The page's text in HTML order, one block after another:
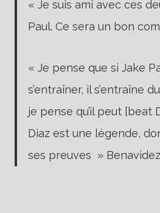
« Je suis ami avec ces
Paul. Ce sera un bon
« Je pense que si Jake
s’entraîner, il s’entraîne
je pense qu’il peut [beat
Diaz est une légende,
ses preuves » Benavidez